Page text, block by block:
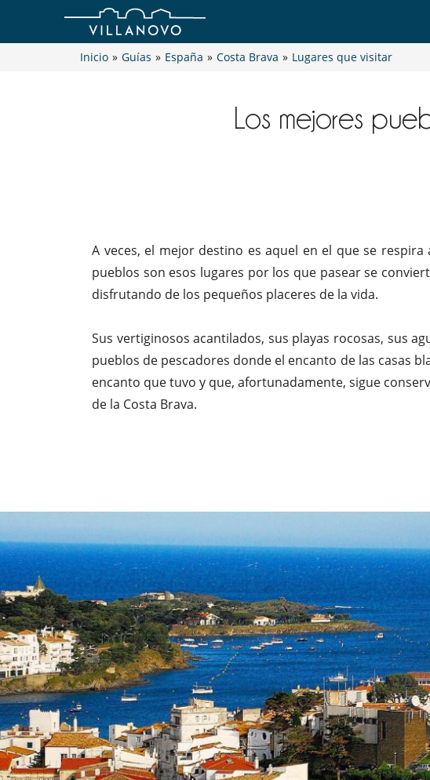
Inicio » Guías » España » Costa Brava » Lugares que visitar
Los mejores
A veces, el mejor destino es aquel en el que se
pueblos son esos lugares por los que pasear se
disfrutando de los pequeños placeres de la vida.
Sus vertiginosos acantilados, sus playas rocosas, sus
pueblos de pescadores donde el encanto de las casas
encanto que tuvo y que, afortunadamente, sigue
de la Costa Brava.